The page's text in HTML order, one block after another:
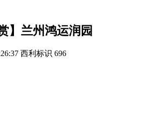
】兰州鸿运润园
西利标识 696